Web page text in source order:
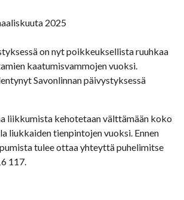
2025
on nyt poikkeuksellista ruuhkaa
kaatumisvammojen vuoksi.
Savonlinnan päivystyksessä
liikkumista kehotetaan välttämään koko
liukkaiden tienpintojen vuoksi. Ennen
tulee ottaa yhteyttä puhelimitse
117.